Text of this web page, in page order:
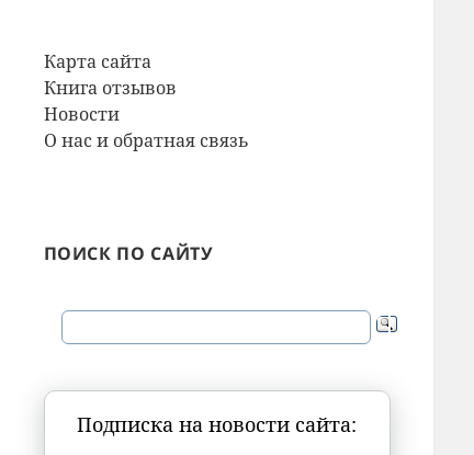
Карта сайта
Книга отзывов
Новости
О нас и обратная связь
ПОИСК ПО САЙТУ
Подписка на новости сайта: